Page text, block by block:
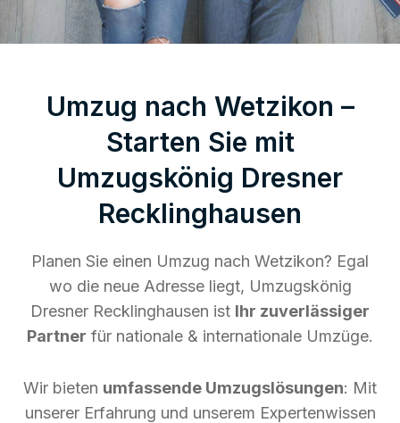
Umzug nach Wetzikon –
Starten Sie mit
Umzugskönig Dresner
Recklinghausen
Planen Sie einen Umzug nach Wetzikon? Egal
wo die neue Adresse liegt, Umzugskönig
Dresner Recklinghausen ist Ihr zuverlässiger
Partner für nationale & internationale Umzüge.
Wir bieten umfassende Umzugslösungen: Mit
unserer Erfahrung und unserem Expertenwissen